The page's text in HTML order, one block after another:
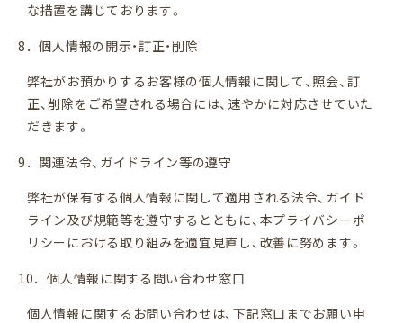
な措置を講じております。
8．個人情報の開示・訂正・削除
弊社がお預かりするお客様の個人情報に関して、照会、訂
正、削除をご希望される場合には、速やかに対応させていた
だきます。
9．関連法令、ガイドライン等の遵守
弊社が保有する個人情報に関して適用される法令、ガイド
ライン及び規範等を遵守するとともに、本プライバシーポ
リシーにおける取り組みを適宜見直し、改善に努めます。
10．個人情報に関する問い合わせ窓口
個人情報に関するお問い合わせは、下記窓口までお願い申